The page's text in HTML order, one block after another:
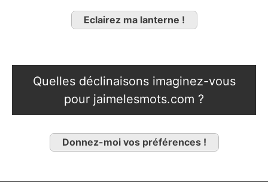
Eclairez ma lanterne !
Quelles déclinaisons imaginez-vous
pour jaimelesmots.com ?
Donnez-moi vos préférences !